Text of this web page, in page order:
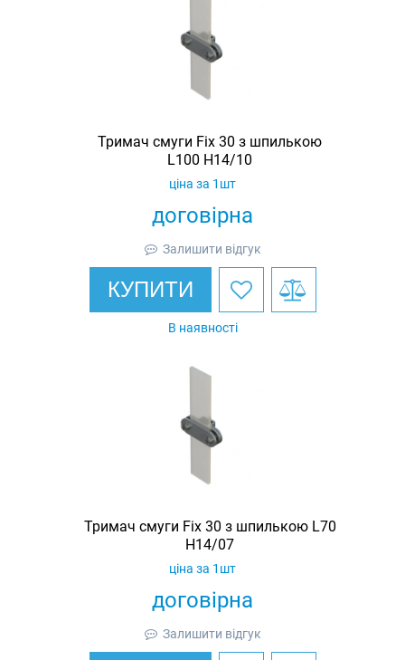
Тримач смуги Fix 30 з шпилькою
L100 H14/10
договірна
ціна за 1шт
Залишити відгук
КУПИТИ
В наявності
Тримач смуги Fix 30 з шпилькою L70
H14/07
договірна
ціна за 1шт
Залишити відгук